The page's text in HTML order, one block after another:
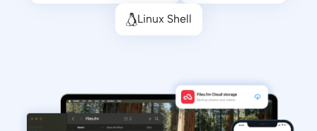
Linux Shell